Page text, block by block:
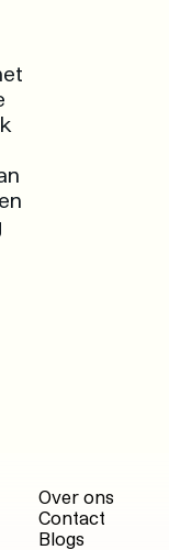
Over ons
Contact
Blogs